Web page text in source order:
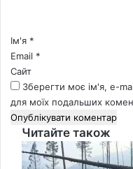
*Ім'я *
Email *
Сайт
Зберегти моє ім'я, e-
для моїх подальших
Читайте також
Close